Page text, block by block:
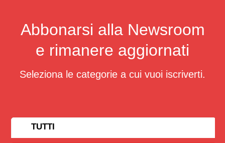
Abbonarsi alla Newsroom
e rimanere aggiornati
Seleziona le categorie a cui vuoi iscriverti.
TUTTI